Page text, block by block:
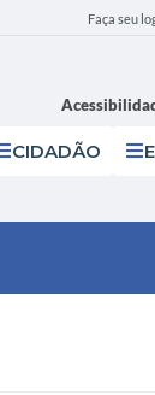
Faça seu
CIDADÃO